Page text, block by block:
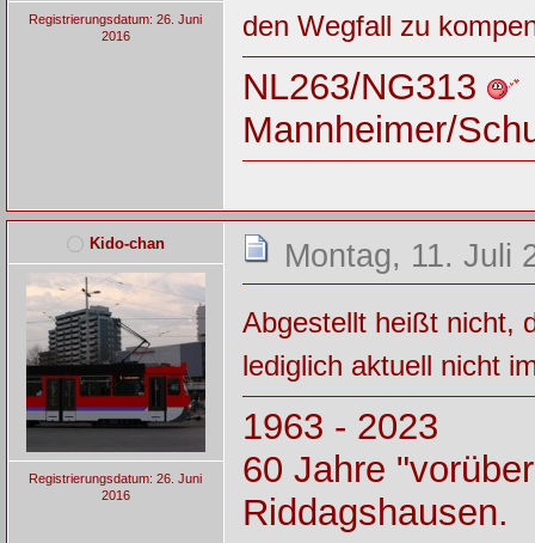
Registrierungsdatum: 26. Juni
2016
den Wegfall zu
NL263/NG313
Mannheimer/
Kido-chan
Registrierungsdatum: 26. Juni
2016
Montag, 11. Juli
Abgestellt heißt nicht,
lediglich aktuell nicht
1963 - 2023
60 Jahre
Riddagshausen.